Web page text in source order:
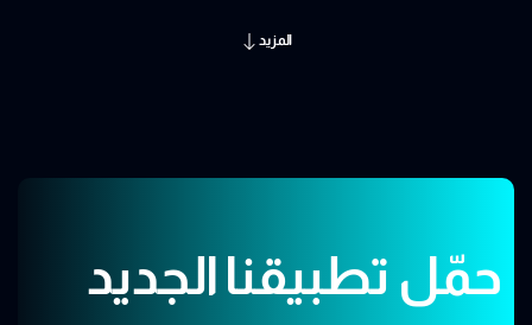
المزيد
حمّل تطبيقنا الجديد